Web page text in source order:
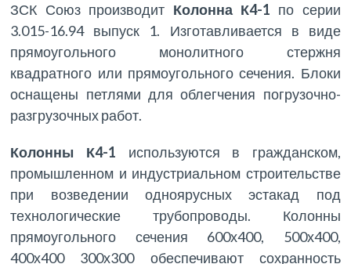
ЗСК Союз производит Колонна К4-1 по серии
3.015-16.94 выпуск 1. Изготавливается в виде
прямоугольного монолитного стержня
квадратного или прямоугольного сечения. Блоки
оснащены петлями для облегчения погрузочно-
разгрузочных работ.
Колонны К4-1 используются в гражданском,
промышленном и индустриальном строительстве
при возведении одноярусных эстакад под
технологические трубопроводы. Колонны
прямоугольного сечения 600х400, 500х400,
400х400 300х300 обеспечивают сохранность